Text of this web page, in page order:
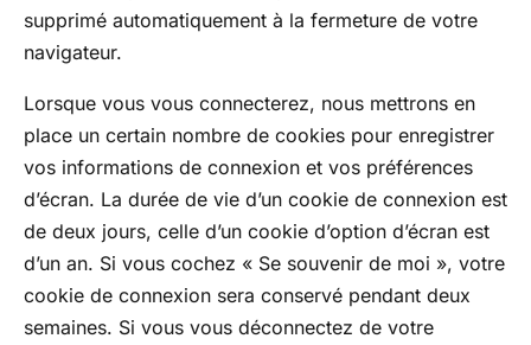
supprimé automatiquement à la fermeture de votre
navigateur.
Lorsque vous vous connecterez, nous mettrons en
place un certain nombre de cookies pour enregistrer
vos informations de connexion et vos préférences
d’écran. La durée de vie d’un cookie de connexion est
de deux jours, celle d’un cookie d’option d’écran est
d’un an. Si vous cochez « Se souvenir de moi », votre
cookie de connexion sera conservé pendant deux
semaines. Si vous vous déconnectez de votre